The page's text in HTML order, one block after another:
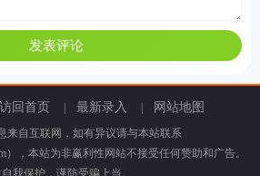
访回首页 最新录入 网站地图
来自互联网，如有异议请与本站联系
），本站为非赢利性网站不接受任何赞助和广告。
我保护，谨防受骗上当。